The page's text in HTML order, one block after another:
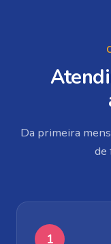
Da primeira
de
1